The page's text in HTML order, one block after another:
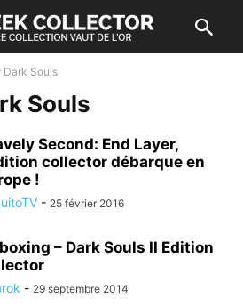
Souls
Souls
Second: End Layer,
collector débarque en
!
- 25 février 2016
– Dark Souls II Edition
- 29 septembre 2014